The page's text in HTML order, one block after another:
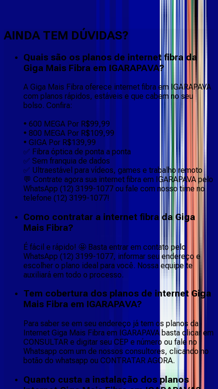
AINDA TEM DÚVIDAS?
Quais são os planos de internet fibra da
Giga Mais Fibra em IGARAPAVA?
A Giga Mais Fibra oferece internet fibra em IGARAPAVA
com planos rápidos, estáveis e que cabem no seu
bolso. Confira:
• 600 MEGA Por R$99,99
• 800 MEGA Por R$109,99
• GIGA Por R$139,99
✅ Fibra óptica de ponta a ponta
✅ Sem franquia de dados
✅ Ultraestável para vídeos, games e trabalho remoto
💬 Contrate agora sua internet fibra em IGARAPAVA pelo
WhatsApp (12) 3199-1077 ou fale com nosso time no
telefone (12) 3199-1077!
Como contratar a internet fibra da Giga
Mais Fibra?
É fácil e rápido! 🤩 Basta entrar em contato pelo
WhatsApp (12) 3199-1077, informar seu endereço e
escolher o plano ideal para você. Nossa equipe te
auxiliará em todo o processo.
Tem cobertura dos planos de internet Giga
Mais Fibra em IGARAPAVA?
Para saber se em seu endereço já tem os planos da
Internet Giga Mais Fibra em IGARAPAVA basta clicar em
CONSULTAR e digitar seu CEP e número ou fale no
Whatsapp com um de nossos consultores, clicando no
botão do whatsapp ou CONTRATAR AGORA.
Quanto custa a instalação dos planos